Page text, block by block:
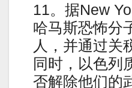
11。据New
哈马斯恐怖分
人，并通过
同时，以色列
否解除他们的